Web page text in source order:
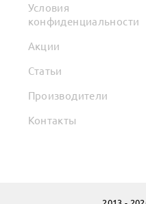
Условия
конфиденциальности
Акции
Статьи
Производители
Контакты